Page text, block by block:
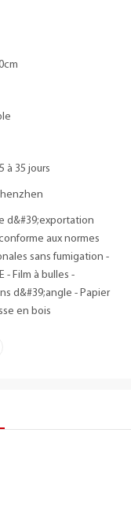
à 35 jours
d&#39;exportation
aux normes
sans fumigation -
- Film à bulles -
d&#39;angle - Papier
en bois